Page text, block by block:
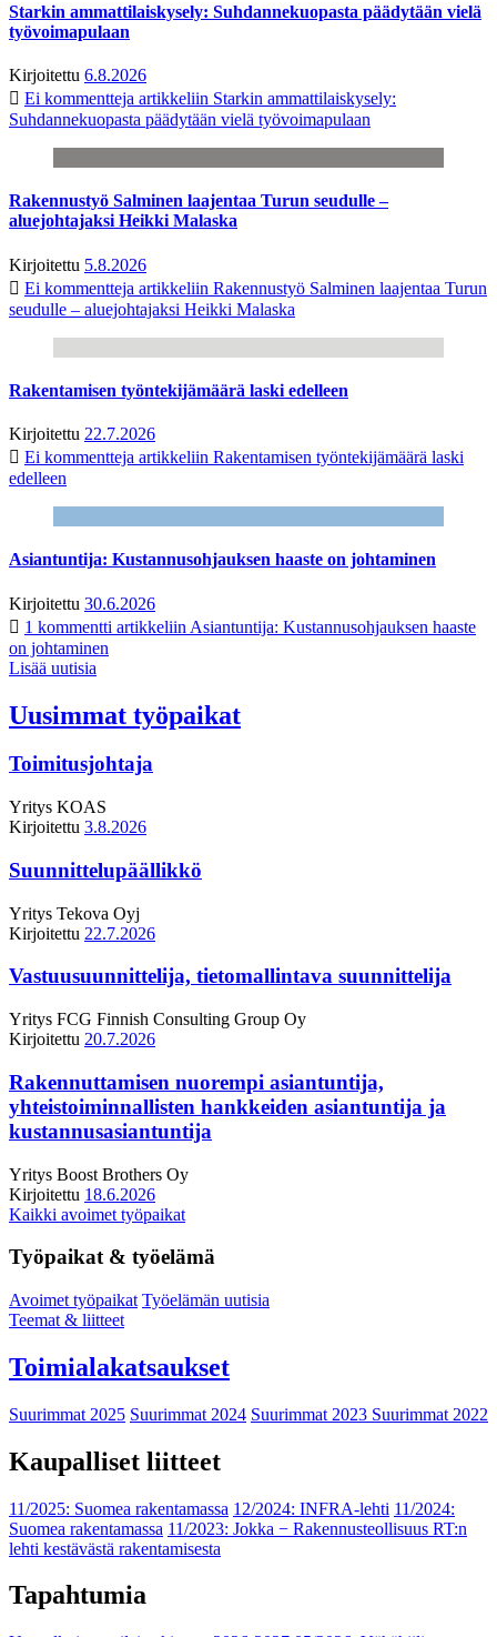
Starkin ammattilaiskysely: Suhdannekuopasta päädytään vielä
työvoimapulaan
Kirjoitettu 6.8.2026
Ei kommentteja artikkeliin Starkin ammattilaiskysely:
Suhdannekuopasta päädytään vielä työvoimapulaan
Rakennustyö Salminen laajentaa Turun seudulle –
aluejohtajaksi Heikki Malaska
Kirjoitettu 5.8.2026
Ei kommentteja artikkeliin Rakennustyö Salminen laajentaa Turun
seudulle – aluejohtajaksi Heikki Malaska
Rakentamisen työntekijämäärä laski edelleen
Kirjoitettu 22.7.2026
Ei kommentteja artikkeliin Rakentamisen työntekijämäärä laski
edelleen
Asiantuntija: Kustannusohjauksen haaste on johtaminen
Kirjoitettu 30.6.2026
1 kommentti artikkeliin Asiantuntija: Kustannusohjauksen haaste
on johtaminen
Lisää uutisia
Uusimmat työpaikat
Toimitusjohtaja
Yritys KOAS
Kirjoitettu 3.8.2026
Suunnittelupäällikkö
Yritys Tekova Oyj
Kirjoitettu 22.7.2026
Vastuusuunnittelija, tietomallintava suunnittelija
Yritys FCG Finnish Consulting Group Oy
Kirjoitettu 20.7.2026
Rakennuttamisen nuorempi asiantuntija,
yhteistoiminnallisten hankkeiden asiantuntija ja
kustannusasiantuntija
Yritys Boost Brothers Oy
Kirjoitettu 18.6.2026
Kaikki avoimet työpaikat
Työpaikat & työelämä
Avoimet työpaikat Työelämän uutisia
Teemat & liitteet
Toimialakatsaukset
Suurimmat 2025 Suurimmat 2024 Suurimmat 2023 Suurimmat 2022
Kaupalliset liitteet
11/2025: Suomea rakentamassa 12/2024: INFRA-lehti 11/2024:
Suomea rakentamassa 11/2023: Jokka − Rakennusteollisuus RT:n
lehti kestävästä rakentamisesta
Tapahtumia